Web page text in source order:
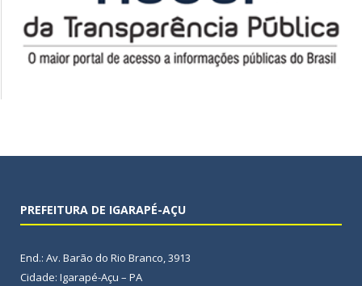
PREFEITURA DE IGARAPÉ-AÇU
End.: Av. Barão do Rio Branco, 3913
Cidade: Igarapé-Açu – PA